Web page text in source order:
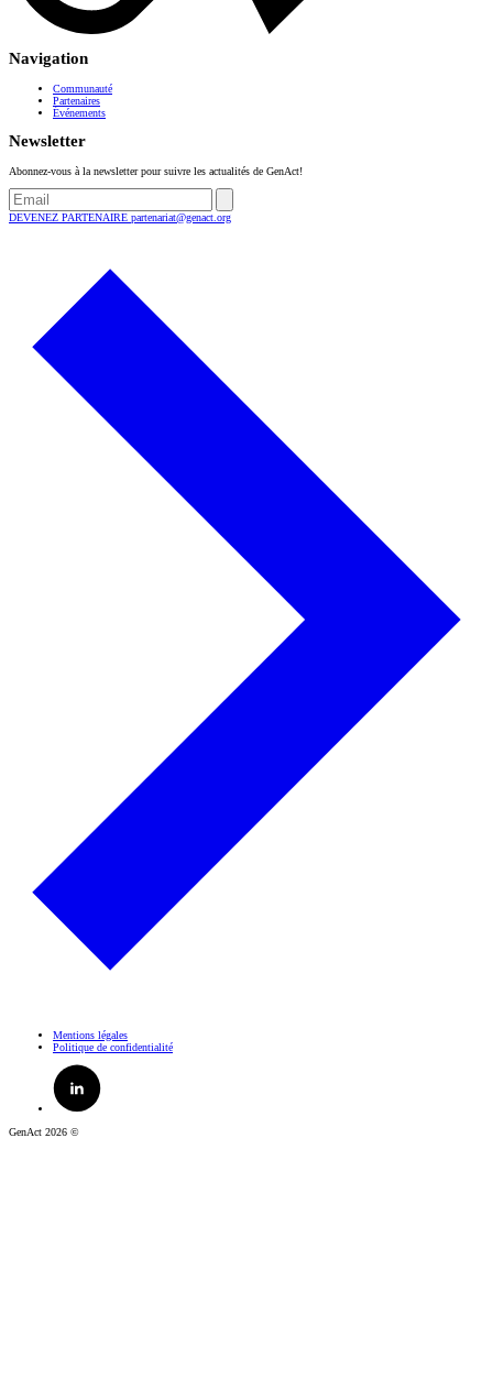
Navigation
Communauté
Partenaires
Événements
Newsletter
Abonnez-vous à la newsletter pour suivre les actualités de GenAct!
DEVENEZ PARTENAIRE partenariat@genact.org
Mentions légales
Politique de confidentialité
GenAct 2026 ©